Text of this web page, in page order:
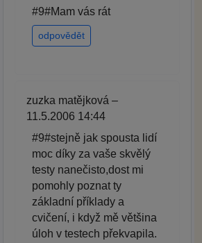
#9#Mam vás rát
odpovědět
zuzka matějková –
11.5.2006 14:44
#9#stejně jak spousta lidí
moc díky za vaše skvělý
testy nanečisto,dost mi
pomohly poznat ty
základní příklady a
cvičení, i když mě většina
úloh v testech překvapila.